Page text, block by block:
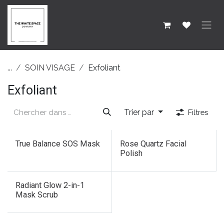
SE RENDRE AU CONTENU
... SOIN VISAGE Exfoliant
Exfoliant
Trier par Filtres
True Balance SOS Mask
Rose Quartz Facial
Polish
Radiant Glow 2-in-1
Mask Scrub